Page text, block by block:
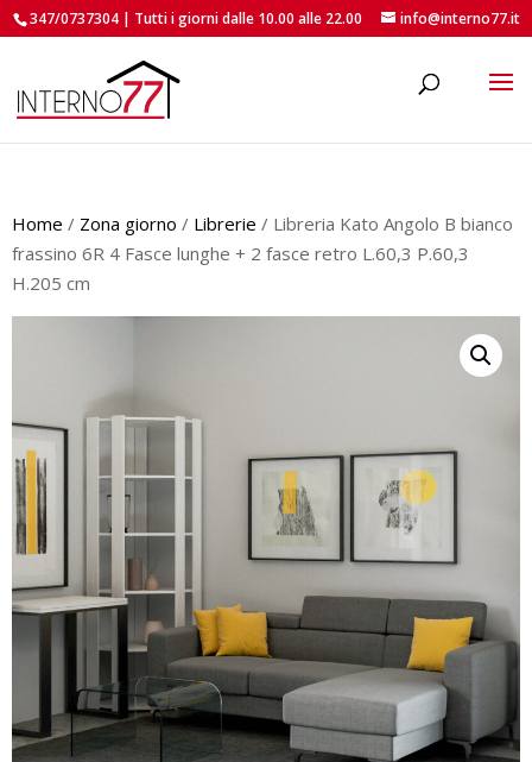
347/0737304 | Tutti i giorni dalle 10.00 alle 22.00 info@interno77.it
Home / Zona giorno / Librerie / Libreria Kato Angolo B bianco
frassino 6R 4 Fasce lunghe + 2 fasce retro L.60,3 P.60,3
H.205 cm